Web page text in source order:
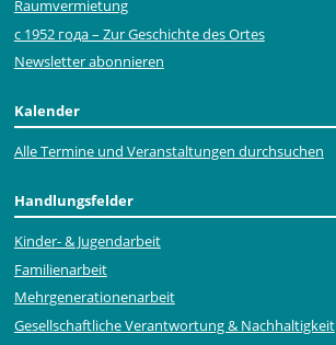
Raumvermietung
с 1952 года – Zur Geschichte des Ortes
Newsletter abonnieren
Kalender
Alle Termine und Veranstaltungen durchsuchen
Handlungsfelder
Kinder- & Jugendarbeit
Familienarbeit
Mehr­generationen­arbeit
Gesellschaftliche Verantwortung & Nachhaltigkeit